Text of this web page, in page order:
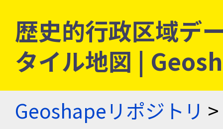
歴史的行政区域デ
タイル地図 |
Geoshapeリポジトリ >